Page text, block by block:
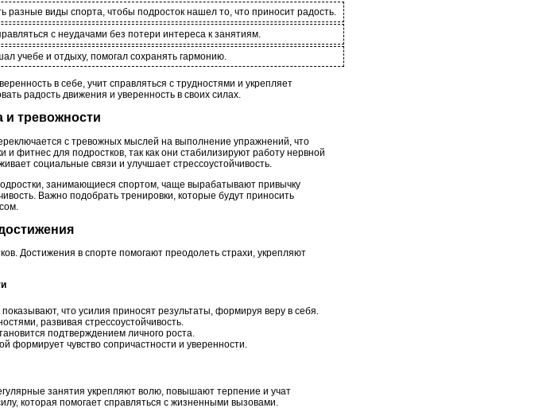
разные виды спорта, чтобы подросток нашел то, что приносит радость.
с неудачами без потери интереса к занятиям.
учебе и отдыху, помогал сохранять гармонию.
в себе, учит справляться с трудностями и укрепляет
радость движения и уверенность в своих силах.
и тревожности
с тревожных мыслей на выполнение упражнений, что
фитнес для подростков, так как они стабилизируют работу нервной
социальные связи и улучшает стрессоустойчивость.
занимающиеся спортом, чаще вырабатывают привычку
Важно подобрать тренировки, которые будут приносить
Достижения в спорте помогают преодолеть страхи, укрепляют
что усилия приносят результаты, формируя веру в себя.
развивая стрессоустойчивость.
подтверждением личного роста.
формирует чувство сопричастности и уверенности.
занятия укрепляют волю, повышают терпение и учат
которая помогает справляться с жизненными вызовами.